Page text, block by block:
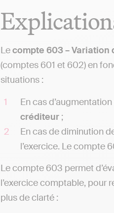
Lecompte 603 – Variation
(comptes 601 et 602) en
situations :
En cas
créditeur ;
En cas de diminution
l’exercice. Le compte
Le compte 603 permet
l’exercice comptable, pour
plus de clarté :